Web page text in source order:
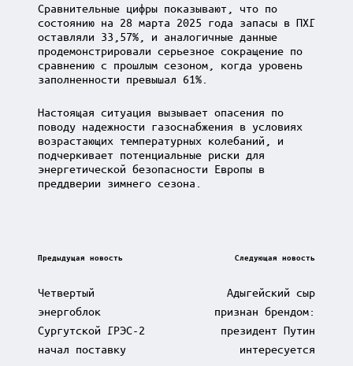
Сравнительные цифры показывают, что по
состоянию на 28 марта 2025 года запасы в ПХГ
оставляли 33,57%, и аналогичные данные
продемонстрировали серьезное сокращение по
сравнению с прошлым сезоном, когда уровень
заполненности превышал 61%.
Настоящая ситуация вызывает опасения по
поводу надежности газоснабжения в условиях
возрастающих температурных колебаний, и
подчеркивает потенциальные риски для
энергетической безопасности Европы в
преддверии зимнего сезона.
Post
Предыдущая новость
Четвертый
энергоблок
Сургутской ГРЭС-2
начал поставку
Следующая новость
Адыгейский сыр
признан брендом:
президент Путин
интересуется